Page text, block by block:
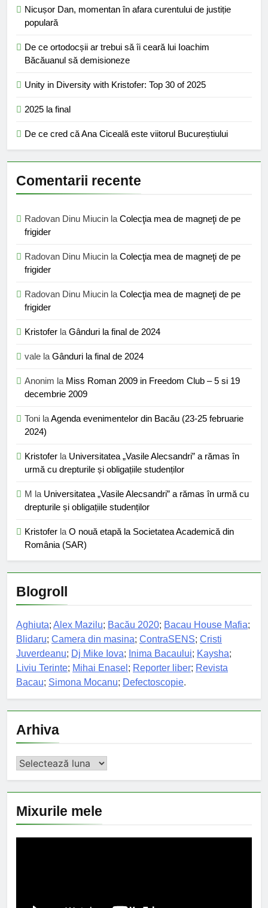
Nicușor Dan, momentan în afara curentului de justiție
populară
De ce ortodocșii ar trebui să îi ceară lui Ioachim
Băcăuanul să demisioneze
Unity in Diversity with Kristofer: Top 30 of 2025
2025 la final
De ce cred că Ana Ciceală este viitorul Bucureștiului
Comentarii recente
Radovan Dinu Miucin la Colecţia mea de magneţi de pe
frigider
Radovan Dinu Miucin la Colecţia mea de magneţi de pe
frigider
Radovan Dinu Miucin la Colecţia mea de magneţi de pe
frigider
Kristofer la Gânduri la final de 2024
vale la Gânduri la final de 2024
Anonim la Miss Roman 2009 in Freedom Club – 5 si 19
decembrie 2009
Toni laAgenda evenimentelor din Bacău (23-25 februarie
2024)
Kristofer la Universitatea „Vasile Alecsandri” a rămas în
urmă cu drepturile și obligațiile studenților
M la Universitatea „Vasile Alecsandri” a rămas în urmă cu
drepturile și obligațiile studenților
Kristofer la O nouă etapă la Societatea Academică din
România (SAR)
Blogroll
Aghiuta; Alex Mazilu; Bacău 2020; Bacau House Mafia;
Blidaru; Camera din masina; ContraSENS; Cristi
Juverdeanu; Dj Mike Iova; Inima Bacaului; Kaysha;
Liviu Terinte; Mihai Enasel ; Reporter liber; Revista
Bacau; Simona Mocanu; Defectoscopie.
Arhiva
Arhiva
Mixurile mele